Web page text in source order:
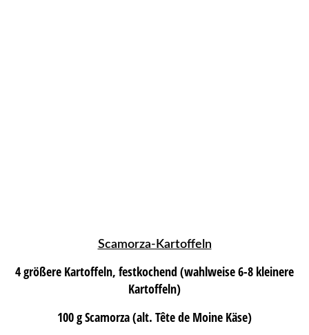
Scamorza-Kartoffeln
4 größere Kartoffeln, festkochend (wahlweise 6-8 kleinere
Kartoffeln)
100 g Scamorza (alt. Tête de Moine Käse)